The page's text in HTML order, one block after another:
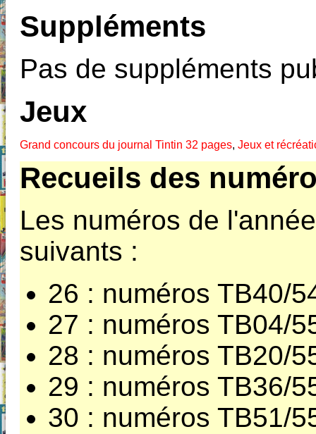
Suppléments
Pas de suppléments
Jeux
Grand concours du journal Tintin 32 pages, Jeux et
Recueils des
Les numéros de
suivants :
26 : numéros TB40/
27 : numéros TB04/
28 : numéros TB20/
29 : numéros TB36/
30 : numéros TB51/